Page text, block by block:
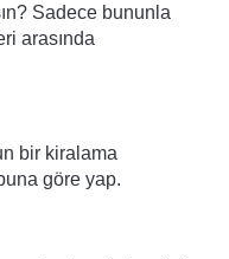
Sadece bununla
arasında
bir kiralama
göre yap.